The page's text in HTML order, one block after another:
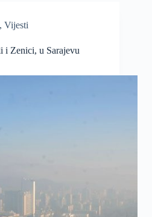
, Vijesti
i Zenici, u Sarajevu